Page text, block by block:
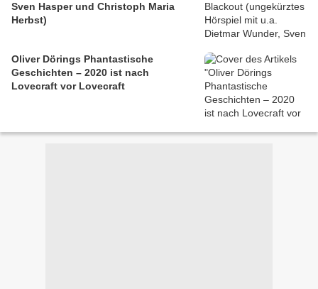
Sven Hasper und Christoph Maria
Herbst)
Oliver Dörings Phantastische
Geschichten – 2020 ist nach
Lovecraft vor Lovecraft